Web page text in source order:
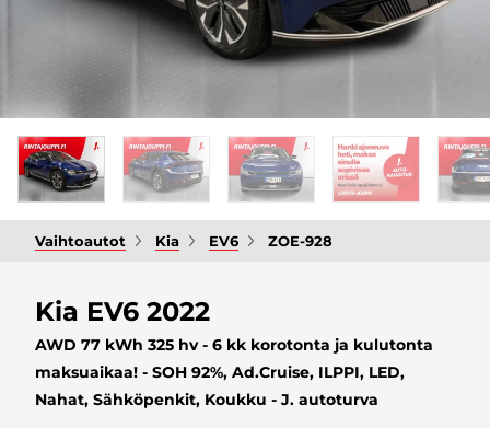
Vaihtoautot Kia EV6 ZOE-928
Kia EV6 2022
AWD 77 kWh 325 hv - 6 kk korotonta ja kulutonta
maksuaikaa! - SOH 92%, Ad.Cruise, ILPPI, LED,
Nahat, Sähköpenkit, Koukku - J. autoturva